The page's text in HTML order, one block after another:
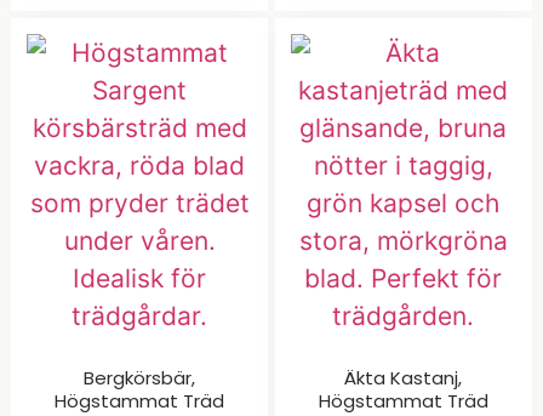
Bergkörsbär,
Högstammat Träd
Äkta Kastanj,
Högstammat Träd